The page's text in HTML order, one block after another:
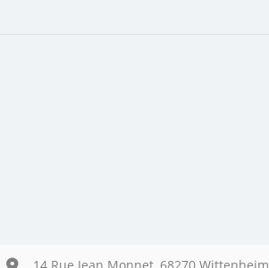
14 Rue Jean Monnet, 68270 Wittenheim,